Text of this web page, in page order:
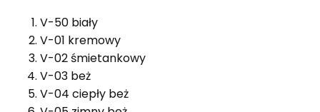
V-50 biały
V-01 kremowy
V-02 śmietankowy
V-03 beż
V-04 ciepły beż